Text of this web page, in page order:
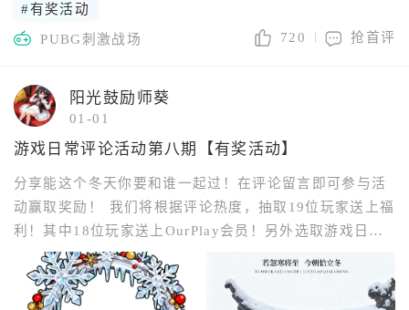
#有奖活动
PUBG刺激战场 720 抢首评
阳光鼓励师葵
01-01
游戏日常评论活动第八期【有奖活动】
分享能这个冬天你要和谁一起过！在评论留言即可参与活
动赢取奖励！ 我们将根据评论热度，抽取19位玩家送上福
利！其中18位玩家送上OurPlay会员！另外选取游戏日常
星球活跃度高的1名玩家送上神秘奖励，评论区留言即可领
取头像框！踊跃参与吧！你的每一次用心发言都有可能被
我们看到哦! 活动时间：11.4-11.10 参与方式：评论区回